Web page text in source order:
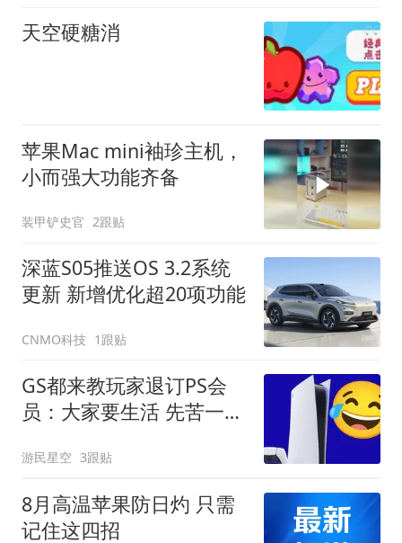
天空硬糖消
苹果Mac mini袖珍主机，
小而强大功能齐备
装甲铲史官 2跟贴
深蓝S05推送OS 3.2系统
更新 新增优化超20项功能
CNMO科技 1跟贴
GS都来教玩家退订PS会
员：大家要生活 先苦一苦
游民星空 3跟贴
8月高温苹果防日灼 只需
记住这四招